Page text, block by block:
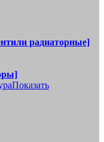
радиаторные]
Показать